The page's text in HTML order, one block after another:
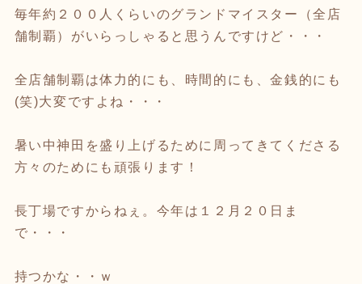
毎年約２００人くらいのグランドマイスター（全店
舗制覇）がいらっしゃると思うんですけど・・・
全店舗制覇は体力的にも、時間的にも、金銭的にも
(笑)大変ですよね・・・
暑い中神田を盛り上げるために周ってきてくださる
方々のためにも頑張ります！
長丁場ですからねぇ。今年は１２月２０日ま
で・・・
持つかな・・ｗ